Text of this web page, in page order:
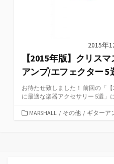
2015年
【2015年版】クリス
アンプ/エフェクター 5
お待たせ致しました！ 前回の「
に最適な楽器アクセサリー 5選」
カMARSHALL / その他 / ギターア